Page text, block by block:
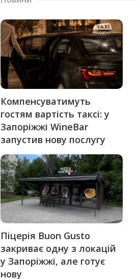
Компенсуватимуть
гостям вартість таксі: у
Запоріжжі WineBar
запустив нову послугу
Піцерія Buon Gusto
закриває одну з локацій
у Запоріжжі, але готує
нову